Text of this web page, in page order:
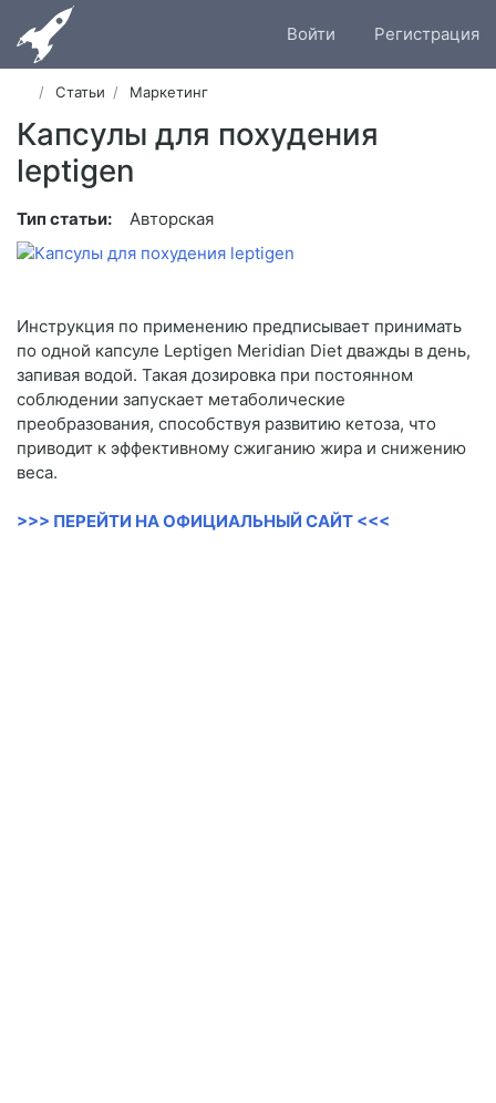
Войти Регистрация
Статьи Маркетинг
Капсулы для похудения
leptigen
Тип статьи: Авторская
Инструкция по применению предписывает принимать
по одной капсуле Leptigen Meridian Diеt дважды в день,
запивая водой. Такая дозировка при постоянном
соблюдении запускает метаболические
преобразования, способствуя развитию кетоза, что
приводит к эффективному сжиганию жира и снижению
веса.
>>> ПЕРЕЙТИ НА ОФИЦИАЛЬНЫЙ САЙТ <<<